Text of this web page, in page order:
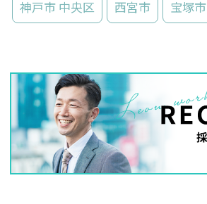
神戸市 中央区 西宮市 宝塚市